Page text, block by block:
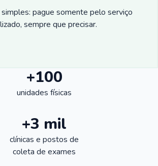
pague somente pelo serviço
sempre que precisar.
+100
unidades físicas
+3 mil
clínicas e postos de
coleta de exames